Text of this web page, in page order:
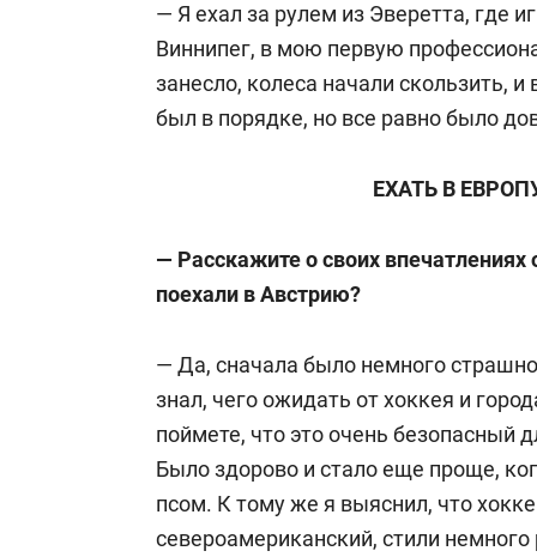
— Я ехал за рулем из Эверетта, где
Виннипег, в мою первую
занесло, колеса начали скользить,
был в порядке, но все равно было
ЕХАТЬ В
— Расскажите о своих
поехали в Австрию?
— Да, сначала было немного
знал, чего ожидать от хоккея и
поймете, что это очень безопасный
Было здорово и стало еще проще,
псом. К тому же я выяснил, что
североамериканский, стили